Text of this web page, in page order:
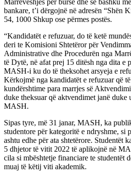
bankare, t’i dërgojnë në adresën “Shën
54, 1000 Shkup ose përmes postës.
“Kandidatët e refuzuar, do të ketë
deri te Komisioni Shtetëror për
Administrative dhe Procedurën nga
të Dytë, në afat prej 15 ditësh nga dita e
MASH-i ku do të theksohet arsyeja e
Kërkojmë nga kandidatët e refuzuar që
kundërshtime para marrjes së
duke theksuar që aktvendimet janë duke
MASH.
Sipas tyre, më 31 janar, MASH, ka
studentore për kategoritë e ndryshme, si
ashtu edhe për ata shtetërore. Studentët
5 dhjetor të vitit 2022 të aplikojnë në
cila si mbështetje financiare te studentët
muaj të këtij viti akademik.